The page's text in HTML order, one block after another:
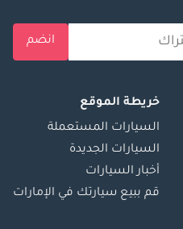
انضم
خريطة الموقع
السيارات المستعملة
السيارات الجديدة
أخبار السيارات
قم ببيع سيارتك في الإمارات